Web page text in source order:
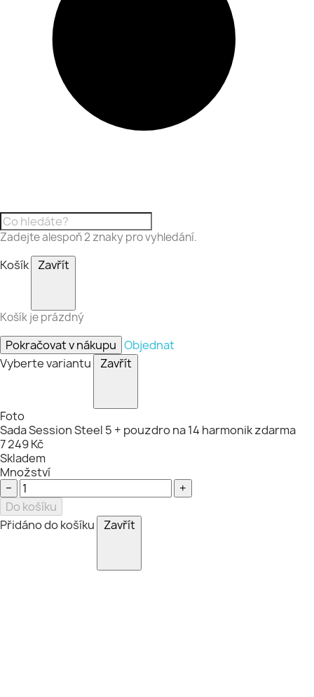
Zadejte alespoň 2 znaky pro vyhledání.
Košík Zavřít
Košík je prázdný
Pokračovat v nákupu Objednat
Vyberte variantu
Zavřít
Foto
Sada Session Steel 5 + pouzdro na 14 harmonik zdarma
7 249 Kč
Skladem
Množství
−
+
Do košíku
Přidáno do košíku
Zavřít